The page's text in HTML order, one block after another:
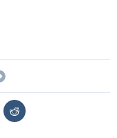
de
techniques
Citant une
Stoycheff écrit
Américains
ligne étaient